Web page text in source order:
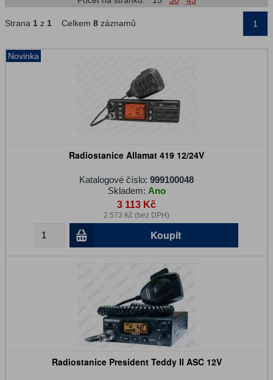
Strana 1 z 1 Celkem 8 záznamů 1
Novinka
Radiostanice Allamat 419 12/24V
Katalogové číslo: 999100048
Skladem: Ano
3 113 Kč
2 573 Kč (bez DPH)
Koupit
Radiostanice President Teddy II ASC 12V